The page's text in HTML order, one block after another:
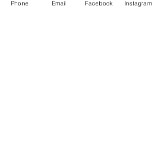
DAHİL ÖLÇÜLERDİR, İÇİNDEKİ
Phone Email Facebook Instagram